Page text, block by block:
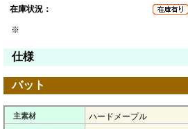
在庫状況：
※
仕様
バット
主素材 ハードメープル